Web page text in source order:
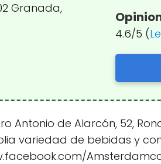
Granada,
4.6/5 (
Antonio de Alarcón, 52,
variedad de bebidas y